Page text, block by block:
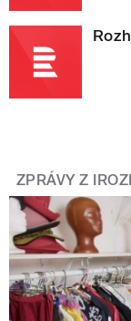
ZPRÁVY Z